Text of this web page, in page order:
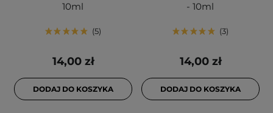
10ml
5
14,00 zł
DODAJ DO KOSZYKA
- 10ml
3
14,00 zł
DODAJ DO KOSZYKA